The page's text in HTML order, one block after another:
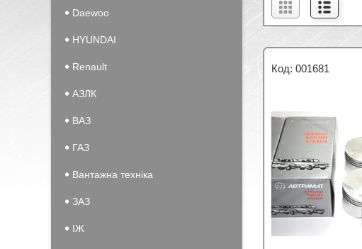
001681
Daewoo
HYUNDAI
Renault
АЗЛК
ВАЗ
ГАЗ
Вантажна техніка
ЗАЗ
IЖ